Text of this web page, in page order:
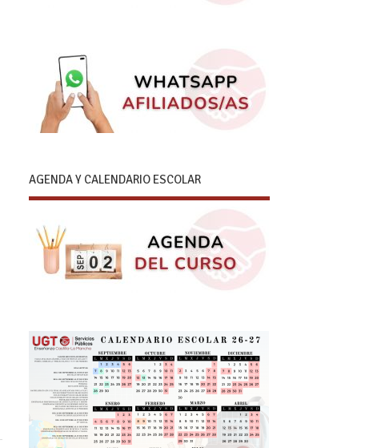
AGENDA Y CALENDARIO ESCOLAR